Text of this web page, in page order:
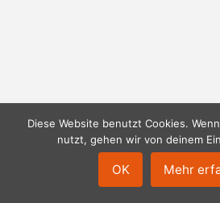
Diese Website benutzt Cookies.
nutzt, gehen wir von deinem
OK Mehr